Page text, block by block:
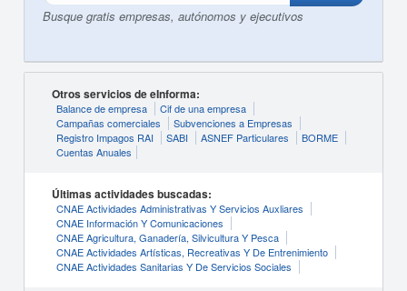
Busque gratis empresas, autónomos y ejecutivos
Otros servicios de eInforma:
Balance de empresa
Cif de una empresa
Campañas comerciales
Subvenciones a Empresas
Registro Impagos RAI
SABI ASNEF Particulares
BORME
Cuentas Anuales
Últimas actividades buscadas:
CNAE Actividades Administrativas Y Servicios Auxliares
CNAE Información Y Comunicaciones
CNAE Agricultura, Ganadería, Silvicultura Y Pesca
CNAE Actividades Artísticas, Recreativas Y De Entrenimiento
CNAE Actividades Sanitarias Y De Servicios Sociales